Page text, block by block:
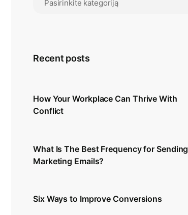
Recent posts
How Your Workplace Can Thrive With
Conflict
What Is The Best Frequency for Sending
Marketing Emails?
Six Ways to Improve Conversions